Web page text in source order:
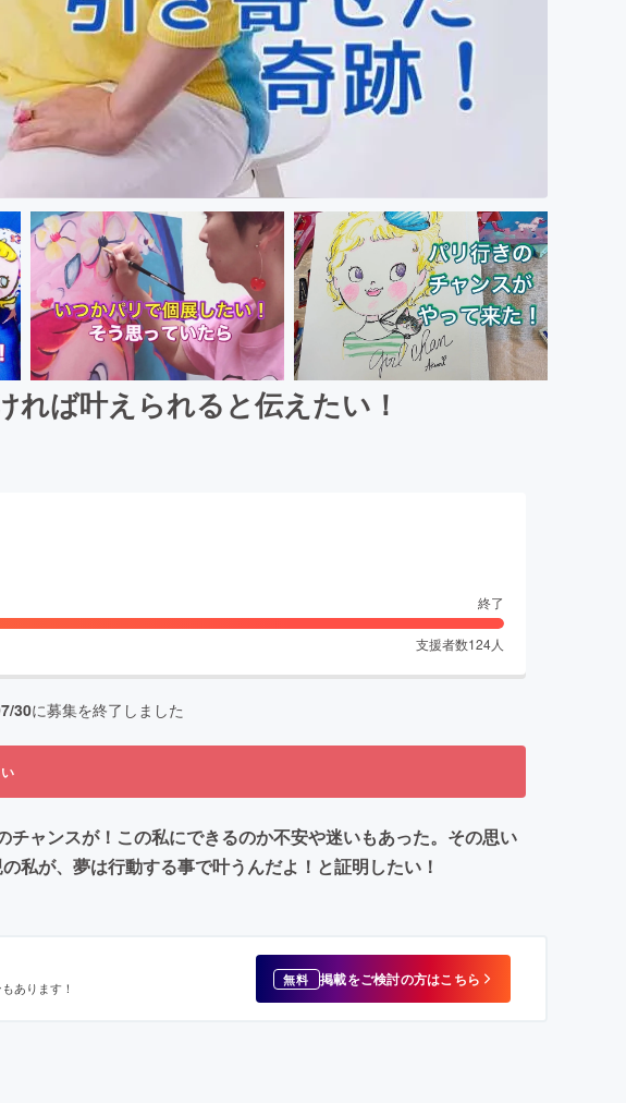
ば叶えられると伝えたい！
終了
支援者数124人
30に募集を終了しました
ャンスが！この私にできるのか不安や迷いもあった。その思い
私が、夢は行動する事で叶うんだよ！と証明したい！
あります！ 無料 掲載をご検討の方はこちら